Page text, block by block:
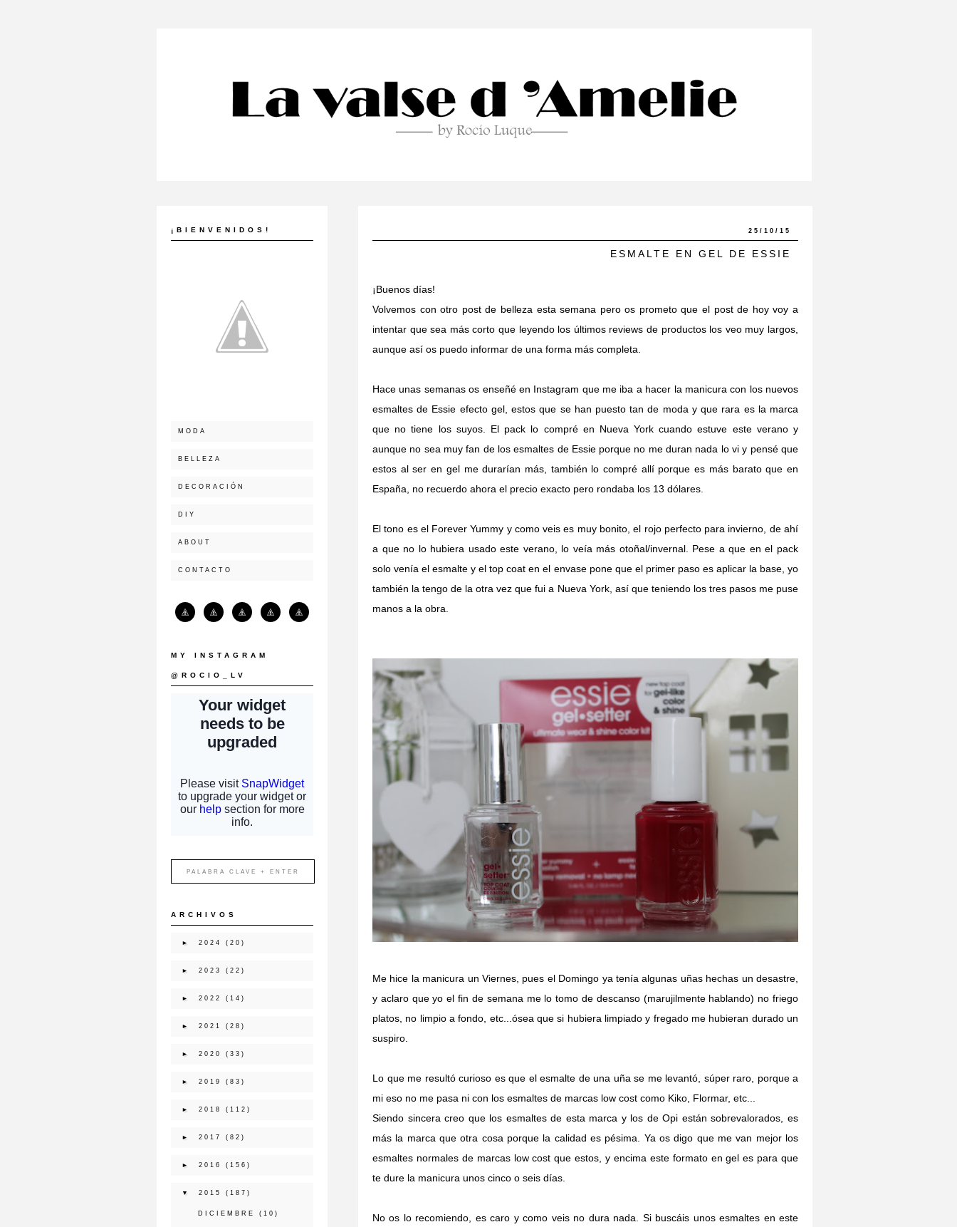
25/10/15
ESMALTE EN GEL DE ESSIE
¡Buenos días!
Volvemos con otro post de belleza esta semana pero os prometo que el post de hoy voy a
intentar que sea más corto que leyendo los últimos reviews de productos los veo muy largos,
aunque así os puedo informar de una forma más completa.
Hace unas semanas os enseñé en Instagram que me iba a hacer la manicura con los nuevos
esmaltes de Essie efecto gel, estos que se han puesto tan de moda y que rara es la marca
que no tiene los suyos. El pack lo compré en Nueva York cuando estuve este verano y
aunque no sea muy fan de los esmaltes de Essie porque no me duran nada lo vi y pensé que
estos al ser en gel me durarían más, también lo compré allí porque es más barato que en
España, no recuerdo ahora el precio exacto pero rondaba los 13 dólares.
El tono es el Forever Yummy y como veis es muy bonito, el rojo perfecto para invierno, de ahí
a que no lo hubiera usado este verano, lo veía más otoñal/invernal. Pese a que en el pack
solo venía el esmalte y el top coat en el envase pone que el primer paso es aplicar la base, yo
también la tengo de la otra vez que fui a Nueva York, así que teniendo los tres pasos me puse
manos a la obra.
Me hice la manicura un Viernes, pues el Domingo ya tenía algunas uñas hechas un desastre,
y aclaro que yo el fin de semana me lo tomo de descanso (marujilmente hablando) no friego
platos, no limpio a fondo, etc...ósea que si hubiera limpiado y fregado me hubieran durado un
suspiro.
Lo que me resultó curioso es que el esmalte de una uña se me levantó, súper raro, porque a
mi eso no me pasa ni con los esmaltes de marcas low cost como Kiko, Flormar, etc...
Siendo sincera creo que los esmaltes de esta marca y los de Opi están sobrevalorados, es
más la marca que otra cosa porque la calidad es pésima. Ya os digo que me van mejor los
esmaltes normales de marcas low cost que estos, y encima este formato en gel es para que
te dure la manicura unos cinco o seis días.
No os lo recomiendo, es caro y como veis no dura nada. Si buscáis unos esmaltes en este
¡BIENVENIDOS!
MODA
BELLEZA
DECORACIÓN
DIY
ABOUT
CONTACTO
MY INSTAGRAM
@ROCIO_LV
ARCHIVOS
► 2024 (20)
► 2023 (22)
► 2022 (14)
► 2021 (28)
► 2020 (33)
► 2019 (83)
► 2018 (112)
► 2017 (82)
► 2016 (156)
▼ 2015 (187)
DICIEMBRE (10)